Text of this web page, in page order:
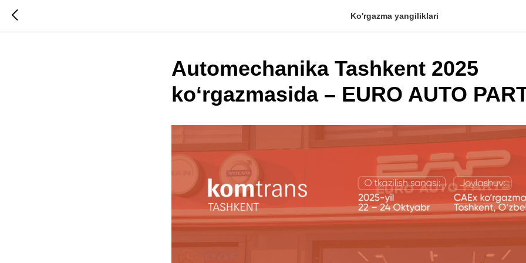
Ko'rgazma yangiliklari
Automechanika Tashkent 2025
ko‘rgazmasida – EURO AUTO